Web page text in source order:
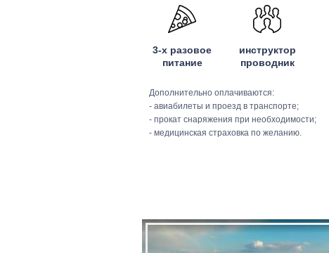
3-х разовое
питание
инструктор
проводник
Дополнительно оплачиваются:
- авиабилеты и проезд в транспорте;
- прокат снаряжения при необходимости;
- медицинская страховка по желанию.